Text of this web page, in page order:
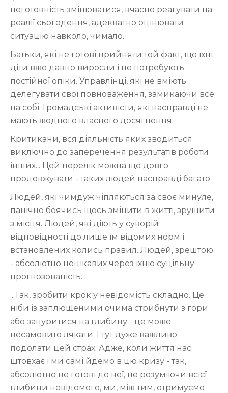
неготовність змінюватися, вчасно реагувати на
реалії сьогодення, адекватно оцінювати
ситуацію навколо, чимало.
Батьки, які не готові прийняти той факт, що їхні
діти вже давно виросли і не потребують
постійної опіки. Управлінці, які не вміють
делегувати свої повноваження, замикаючи все
на собі. Громадські активісти, які насправді не
мають жодного власного досягнення.
Критикани, вся діяльність яких зводиться
виключно до заперечення результатів роботи
інших... Цей перелік можна ще довго
продовжувати - таких людей насправді багато.
Людей, які чимдуж чіпляються за своє минуле,
панічно боячись щось змінити в житті, зрушити
з місця. Людей, які діють у суворій
відповідності до лише їм відомих норм і
встановлених колись правил. Людей, зрештою
- абсолютно нецікавих через їхню суцільну
прогнозованість.
...Так, зробити крок у невідомість складно. Це
ніби із заплющеними очима стрибнути з гори
або зануритися на глибину - це може
несамовито лякати. І тут дуже важливо
подолати цей страх. Адже, коли життя нас
штовхає і ми самі йдемо в цю кризу - так,
абсолютно не готові до неї, не розуміючи всієї
глибини невідомого, ми, між тим, отримуємо